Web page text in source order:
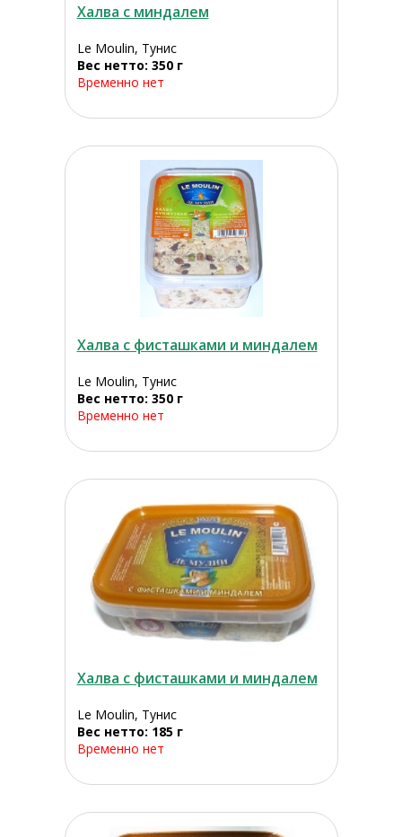
Халва с миндалем
Le Moulin, Тунис
Вес нетто: 350 г
Временно нет
Халва с фисташками и миндалем
Le Moulin, Тунис
Вес нетто: 350 г
Временно нет
Халва с фисташками и миндалем
Le Moulin, Тунис
Вес нетто: 185 г
Временно нет